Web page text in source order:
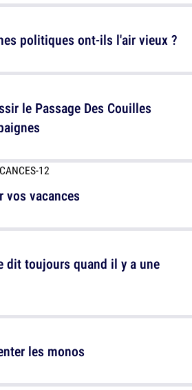
politiques ont-ils l'air vieux ?
vos vacances
les monos
le Passage Des Couilles
dit toujours quand il y a une